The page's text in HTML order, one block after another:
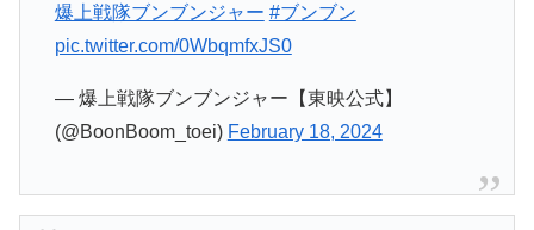
爆上戦隊ブンブンジャー #ブンブン
pic.twitter.com/0WbqmfxJS0
— 爆上戦隊ブンブンジャー【東映公式】
(@BoonBoom_toei) February 18, 2024